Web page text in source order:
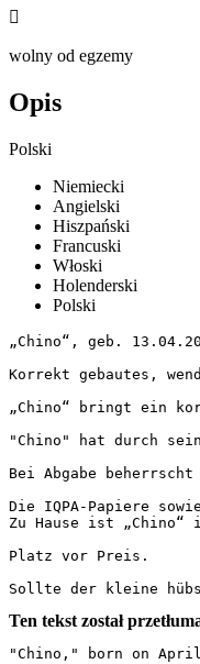

wolny od egzemy
Opis
Polski
Niemiecki
Angielski
Hiszpański
Francuski
Włoski
Holenderski
Polski
„Chino“, geb.
Korrekt gebautes,
„Chino“ bringt ein
"Chino" hat durch
Bei Abgabe
Die IQPA-Papiere
Zu Hause ist „Chino“
Platz vor Preis.
Sollte der kleine
Ten tekst został
"Chino," born on